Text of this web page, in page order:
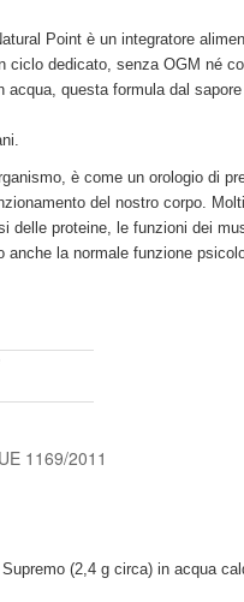
Point è un integratore
ciclo dedicato, senza OGM né
questa formula dal
è come un orologio
del nostro corpo.
delle proteine, le funzioni dei
anche la normale funzione
1169/2011
(2,4 g circa) in acqua